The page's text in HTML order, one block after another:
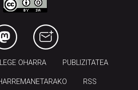
LEGE OHARRA PUBLIZITATEA
RSS